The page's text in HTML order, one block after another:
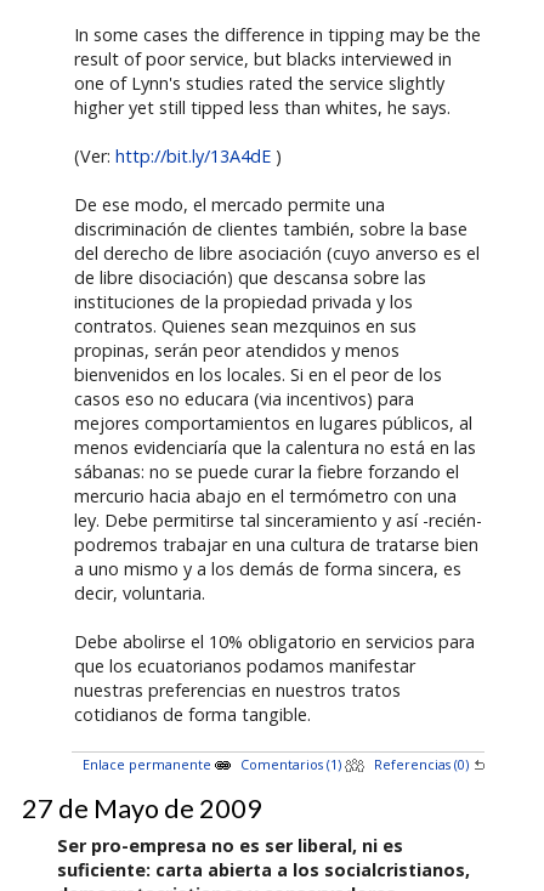
In some cases the difference in tipping may be the
result of poor service, but blacks interviewed in
one of Lynn's studies rated the service slightly
higher yet still tipped less than whites, he says.
(Ver:http://bit.ly/13A4dE )
De ese modo, el mercado permite una
discriminación de clientes también, sobre la base
del derecho de libre asociación (cuyo anverso es el
de libre disociación) que descansa sobre las
instituciones de la propiedad privada y los
contratos. Quienes sean mezquinos en sus
propinas, serán peor atendidos y menos
bienvenidos en los locales. Si en el peor de los
casos eso no educara (via incentivos) para
mejores comportamientos en lugares públicos, al
menos evidenciaría que la calentura no está en las
sábanas: no se puede curar la fiebre forzando el
mercurio hacia abajo en el termómetro con una
ley. Debe permitirse tal sinceramiento y así -recién-
podremos trabajar en una cultura de tratarse bien
a uno mismo y a los demás de forma sincera, es
decir, voluntaria.
Debe abolirse el 10% obligatorio en servicios para
que los ecuatorianos podamos manifestar
nuestras preferencias en nuestros tratos
cotidianos de forma tangible.
Enlace permanente Comentarios (1) Referencias (0)
27 de Mayo de 2009
Ser pro-empresa no es ser liberal, ni es
suficiente: carta abierta a los socialcristianos,